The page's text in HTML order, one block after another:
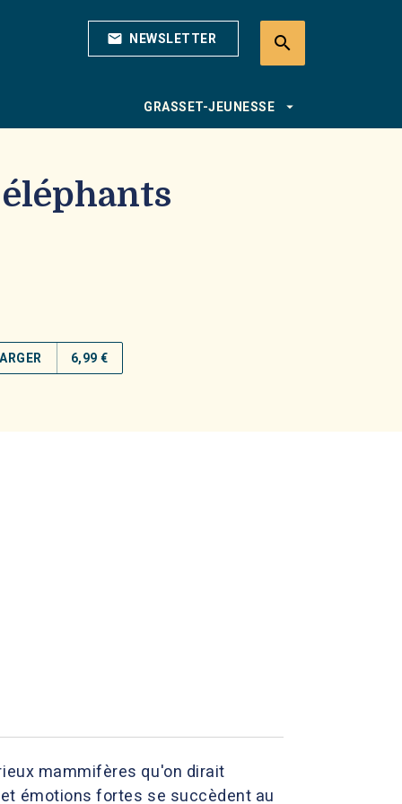
mail NEWSLETTER search
GRASSET-JEUNESSE arrow_drop_down
6,99 €
mammifères qu'on dirait
émotions fortes se succèdent au